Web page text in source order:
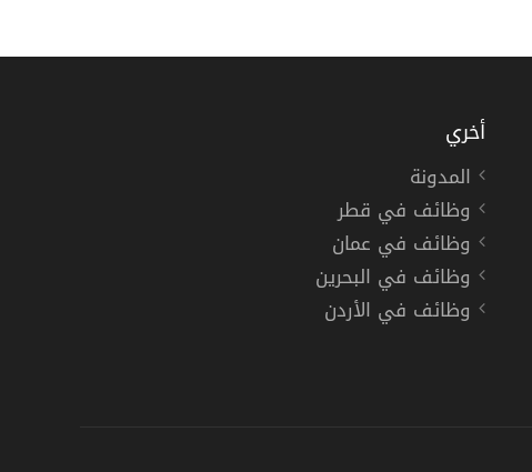
أخري
المدونة
وظائف في قطر
وظائف في عمان
وظائف في البحرين
وظائف في الأردن